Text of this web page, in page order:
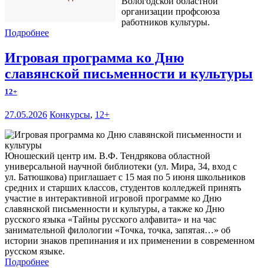
организации профсоюза
работников культуры.
Подробнее
Игровая программа ко Дню
славянской письменности и культуры
12+
27.05.2026 Конкурсы, 12+
Юношеский центр им. В.Ф. Тендрякова областной
универсальной научной библиотеки (ул. Мира, 34, вход с
ул. Батюшкова) приглашает с 15 мая по 5 июня школьников
средних и старших классов, студентов колледжей принять
участие в интерактивной игровой программе ко Дню
славянской письменности и культуры, а также ко Дню
русского языка «Тайны русского алфавита» и на час
занимательной филологии «Точка, точка, запятая…» об
истории знаков препинания и их применении в современном
русском языке.
Подробнее